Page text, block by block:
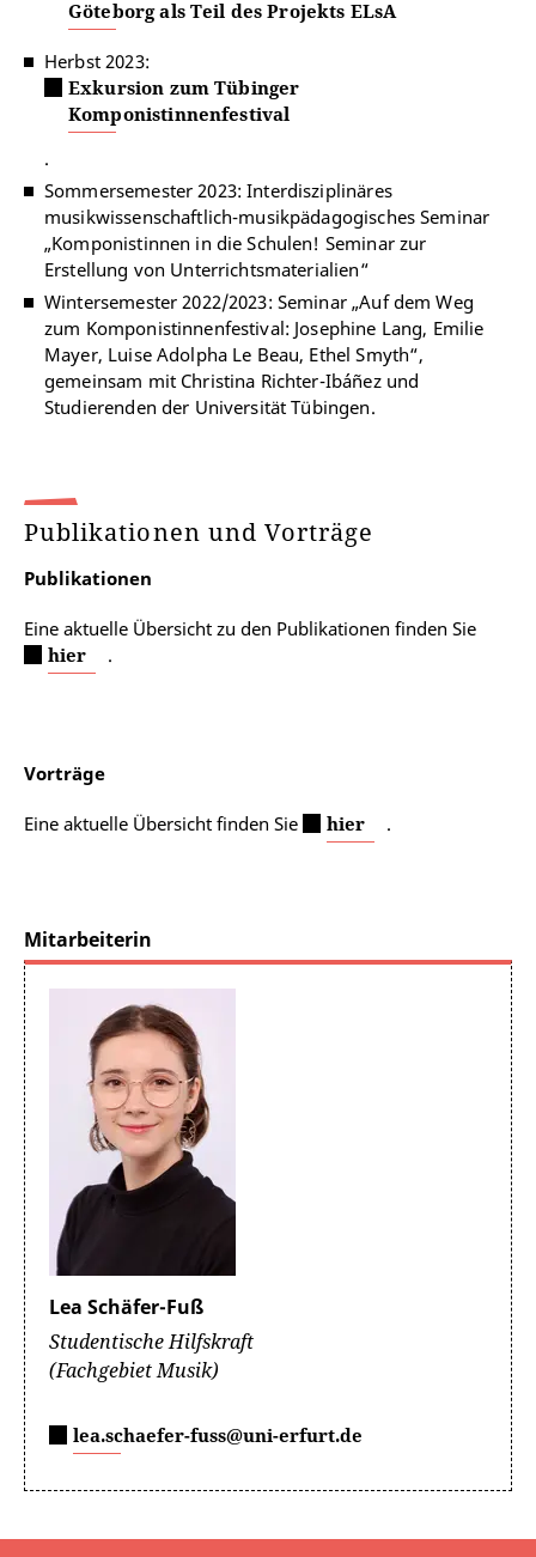
Göteborg als Teil des Projekts ELsA
Herbst 2023:
Exkursion zum Tübinger
Komponistinnenfestival
.
Sommersemester 2023: Interdisziplinäres
musikwissenschaftlich-musikpädagogisches Seminar
„Komponistinnen in die Schulen! Seminar zur
Erstellung von Unterrichtsmaterialien“
Wintersemester 2022/2023: Seminar „Auf dem Weg
zum Komponistinnenfestival: Josephine Lang, Emilie
Mayer, Luise Adolpha Le Beau, Ethel Smyth“,
gemeinsam mit Christina Richter-Ibáñez und
Studierenden der Universität Tübingen.
Publikationen und Vorträge
Publikationen
Eine aktuelle Übersicht zu den Publikationen finden Sie
hier
.
Vorträge
Eine aktuelle Übersicht finden Sie hier .
Mitarbeiterin
Lea Schäfer-Fuß
Studentische Hilfskraft
(Fachgebiet Musik)
lea.schaefer-fuss@uni-erfurt.de